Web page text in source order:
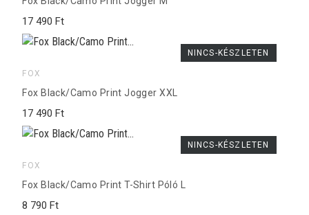
17 490 Ft
FOX
Fox Black/Camo Print Jogger XXL
17 490 Ft
NINCS-KÉSZLETEN
FOX
Fox Black/Camo Print T-Shirt Póló L
8 790 Ft
NINCS-KÉSZLETEN